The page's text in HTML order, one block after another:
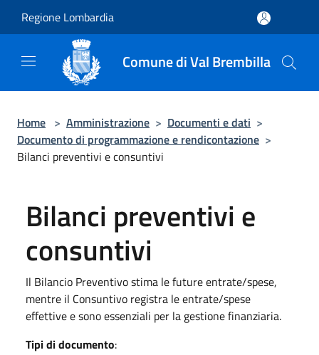
Regione Lombardia
Comune di Val Brembilla
Home > Amministrazione > Documenti e dati >
Documento di programmazione e rendicontazione >
Bilanci preventivi e consuntivi
Bilanci preventivi e
consuntivi
Il Bilancio Preventivo stima le future entrate/spese,
mentre il Consuntivo registra le entrate/spese
effettive e sono essenziali per la gestione finanziaria.
Tipi di documento: